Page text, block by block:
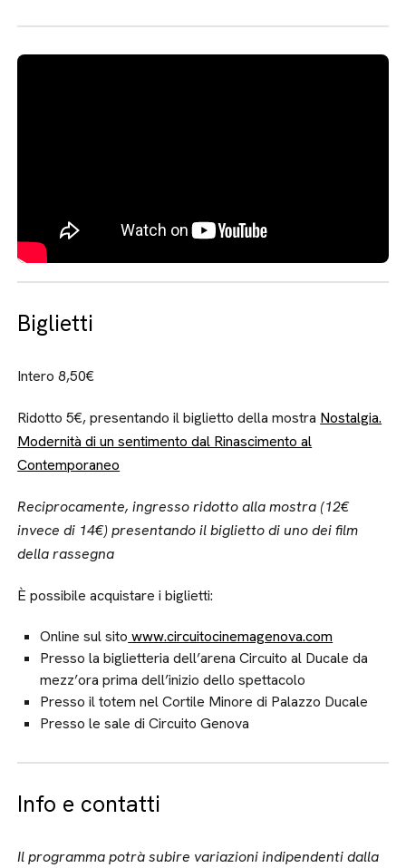
Biglietti
Intero 8,50€
Ridotto 5€, presentando il biglietto della mostra Nostalgia.
Modernità di un sentimento dal Rinascimento al
Contemporaneo
Reciprocamente, ingresso ridotto alla mostra (12€
invece di 14€) presentando il biglietto di uno dei film
della rassegna
È possibile acquistare i biglietti:
Online sul sito www.circuitocinemagenova.com
Presso la biglietteria dell’arena Circuito al Ducale da
mezz’ora prima dell’inizio dello spettacolo
Presso il totem nel Cortile Minore di Palazzo Ducale
Presso le sale di Circuito Genova
Info e contatti
Il programma potrà subire variazioni indipendenti dalla